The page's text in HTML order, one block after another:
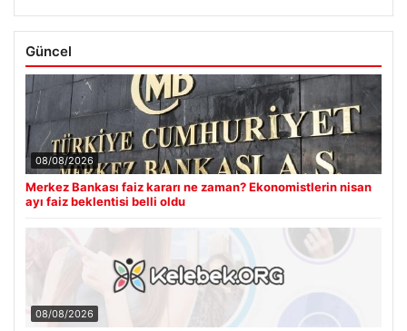
Güncel
08/08/2026
Merkez Bankası faiz kararı ne zaman? Ekonomistlerin nisan
ayı faiz beklentisi belli oldu
08/08/2026